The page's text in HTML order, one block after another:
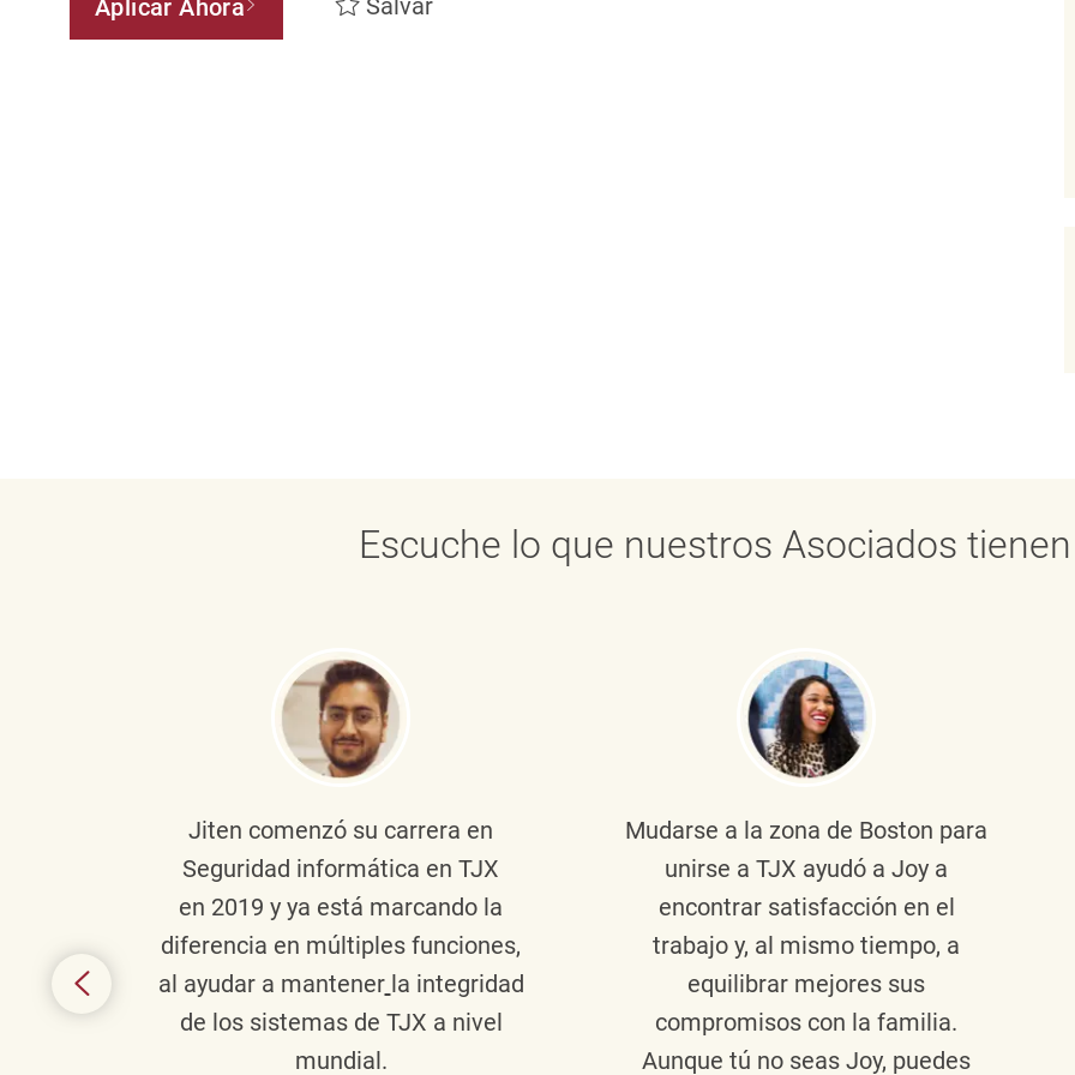
Aplicar Ahora Salvar
Escuche lo que nuestros Asociados
Jiten comenzó su carrera en
Seguridad informática en TJX
en 2019 y ya está marcando la
diferencia en múltiples funciones,
al ayudar a mantener la integridad
de los sistemas de TJX a nivel
mundial.
Mudarse a la zona de Boston para
unirse a TJX ayudó a Joy a
encontrar satisfacción en el
trabajo y, al mismo tiempo, a
equilibrar mejores sus
compromisos con la familia.
Aunque tú no seas Joy, puedes